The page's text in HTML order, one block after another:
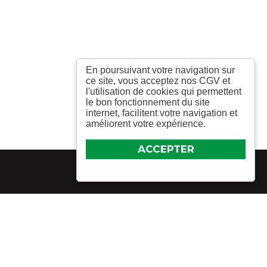
ACCEPTER
En poursuivant votre navigation sur
ce site, vous acceptez nos CGV et
l'utilisation de cookies qui permettent
le bon fonctionnement du site
internet, facilitent votre navigation et
améliorent votre expérience.